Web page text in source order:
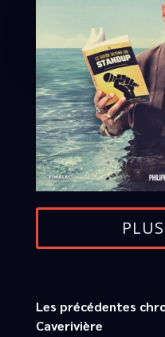
Les précédentes
Caverivière